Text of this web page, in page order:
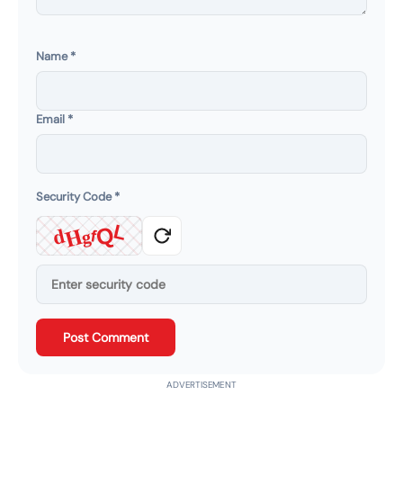
Name*
Email *
Security Code*
dHgfQL
Post Comment
ADVERTISEMENT